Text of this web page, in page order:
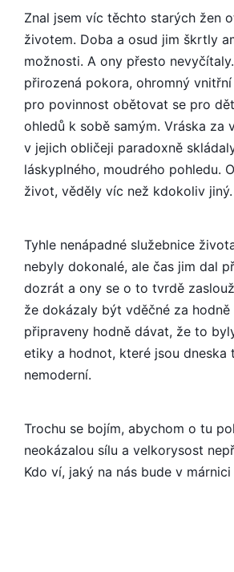
Znal jsem víc těchto starých žen
životem. Doba a osud jim škrtly
možnosti. A ony přesto
přirozená pokora, ohromný
pro povinnost obětovat se pro
ohledů k sobě samým. Vráska za
v jejich obličeji paradoxně
láskyplného, moudrého pohledu.
život, věděly víc než kdokoliv jiný.
Tyhle nenápadné služebnice
nebyly dokonalé, ale čas jim dal
dozrát a ony se o to tvrdě
že dokázaly být vděčné za
připraveny hodně dávat, že to
etiky a hodnot, které jsou dneska
nemoderní.
Trochu se bojím, abychom o tu
neokázalou sílu a velkorysost
Kdo ví, jaký na nás bude v